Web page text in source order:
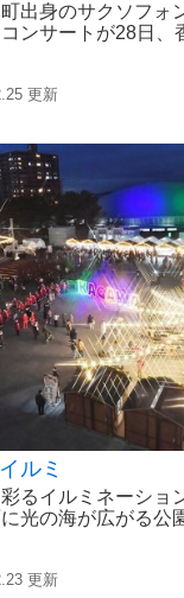
出身のサクソフォ
ンサートが28日、
更新
ルミ
るイルミネーショ
光の海が広がる公
更新